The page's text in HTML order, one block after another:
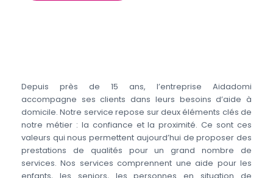
Depuis près de 15 ans, l’entreprise Aidadomi
accompagne ses clients dans leurs besoins d’aide à
domicile. Notre service repose sur deux éléments clés de
notre métier : la confiance et la proximité. Ce sont ces
valeurs qui nous permettent aujourd’hui de proposer des
prestations de qualités pour un grand nombre de
services. Nos services comprennent une aide pour les